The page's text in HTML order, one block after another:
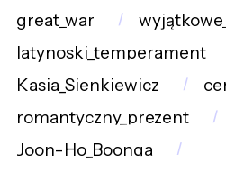
great_war
latynoski_temperament
Kasia_Sienkiewicz
romantyczny_prezent
Joon-Ho_Boonga